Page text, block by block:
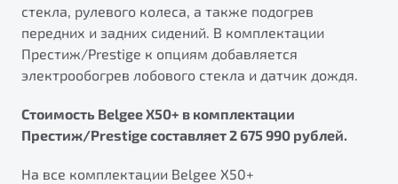
стекла, рулевого колеса, а также подогрев
передних и задних сидений. В комплектации
Престиж/Prestige к опциям добавляется
электрообогрев лобового стекла и датчик дождя.
Стоимость Belgee X50+ в комплектации
Престиж/Prestige составляет 2 675 990 рублей.
На все комплектации Belgee X50+